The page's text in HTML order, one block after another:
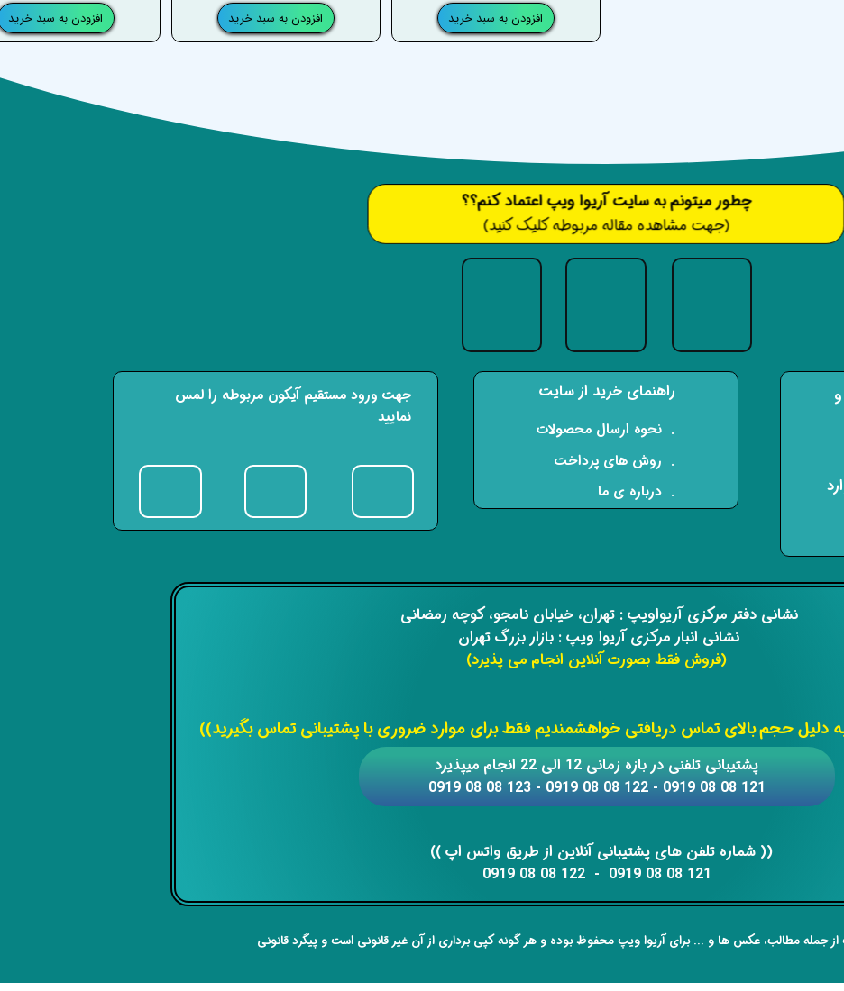
افزودن به سبد خرید افزودن به سبد خرید افزودن به سبد خرید
​​نشانی دفتر مرکزی آریواویپ : تهران، خیابان نامجو،کوچه رمضانی
نشانی انبار مرکزی آریوا ویپ : بازار بزرگ تهران
(فروش فقط بصورت آنلاین انجام می پذیرد)
حجم بالای تماس دریافتی خواهشمندیم فقط برای موارد ضروری با پشتیبانی تماس بگیرید))
​​​​​​​​​​​​​​(( ​​​​​​​شماره تلفن های پشتیبانی آنلاین از طریق واتس اپ ))
​​​​​​​121 08 08 0919 - 122 08 08 0919
​​پشتیبانی تلفنی در بازه زمانی 12 الی 22 انجام میپذیرد
121 08 08 0919 - 122 08 08 0919 - 123 08 08 0919
جمله مطالب، عکس ها و ... برای آریوا ویپ محفوظ بوده و هر گونه کپی برداری از آن غیر قانونی است و پیگرد قانونی
​​​چطور میتونم به سایت آریوا ویپ اعتماد کنم؟؟
(جهت مشاهده مقاله مربوطه کلیک کنید)
راهنمای خرید از سایت
​. نحوه ارسال محصولات
. روش های پرداخت
. درباره ی ما
جهت ورود مستقیم آیکون مربوطه را لمس
نمایید